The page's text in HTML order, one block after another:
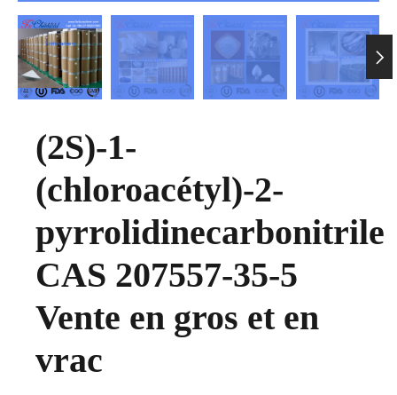

(2S)-1-
(chloroacétyl)-2-
pyrrolidinecarbonitrile
CAS 207557-35-5
Vente en gros et en
vrac